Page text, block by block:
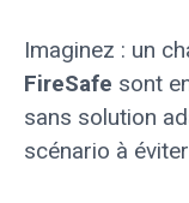
Imaginez : un
FireSafe sont
sans solution
scénario à